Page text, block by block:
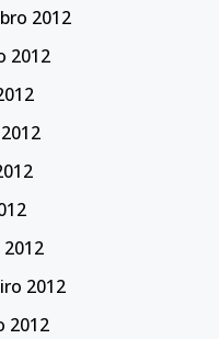
2012
2012
2012
2012